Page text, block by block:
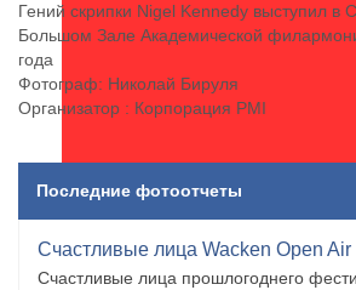
Гений скрипки Nigel Kennedy выступил в
Большом Зале Академической
года
Фотограф: Николай Бируля
Организатор : Корпорация PMI
Последние фотоотчеты
Счастливые лица Wacken Open Air
Счастливые лица прошлогоднего